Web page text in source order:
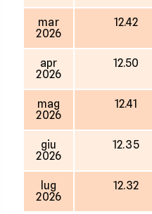
mar
2026
12.42
apr
2026
12.50
mag
2026
12.41
giu
2026
12.35
lug
2026
12.32